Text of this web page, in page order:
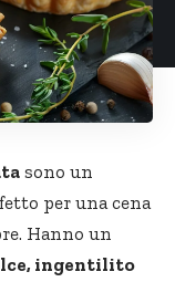
sono un
per una cena
Hanno un
ingentilito